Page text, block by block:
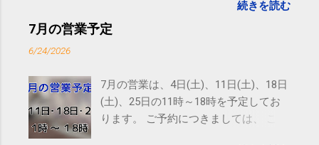
subscribed to email updates from サクマフィジカルコ
ンディショニング(@SPCstyle) - Twilog To stop
Email delivery powered by Google Google Inc., 1600
Amphitheatre Parkway, Mountain View, CA 94043,
United States
続きを読む
7月の営業予定
6/24/2026
7月の営業は、4日(土)、11日(土)、18日
(土)、25日の11時～18時を予定してお
ります。 ご予約につきましては、 こち